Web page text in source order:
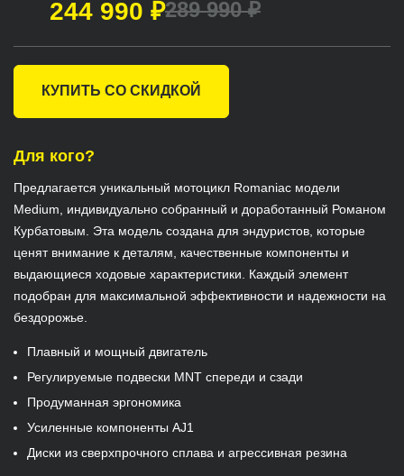
244 990 ₽289 990 ₽
КУПИТЬ СО СКИДКОЙ
Для кого?
Предлагается уникальный мотоцикл Rоmаniас модели
Меdium, индивидуально собранный и доработанный Романом
Курбатовым. Эта модель создана для эндуристов, которые
ценят внимание к деталям, качественные компоненты и
выдающиеся ходовые характеристики. Каждый элемент
подобран для максимальной эффективности и надежности на
бездорожье.
Плавный и мощный двигатель
Регулируемые подвески МNТ спереди и сзади
Продуманная эргономика
Усиленные компоненты АJ1
Диски из сверхпрочного сплава и агрессивная резина